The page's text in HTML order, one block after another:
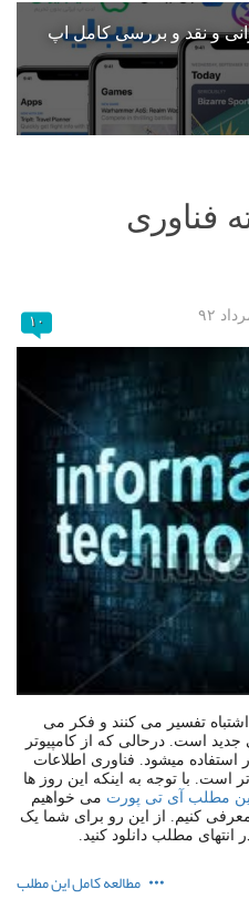
و نقد و بررسی کامل اپ
فناوری
۱۰
تفسیر می کنند و فکر می
جدید است. درحالی که از کامپیوتر
استفاده میشود. فناوری اطلاعات
است. با توجه به اینکه این روز ها
مطلب آی تی پورت می خواهیم
کنیم. از این رو برای شما یک
انتهای مطلب دانلود کنید.
مطالعه کامل این مطلب